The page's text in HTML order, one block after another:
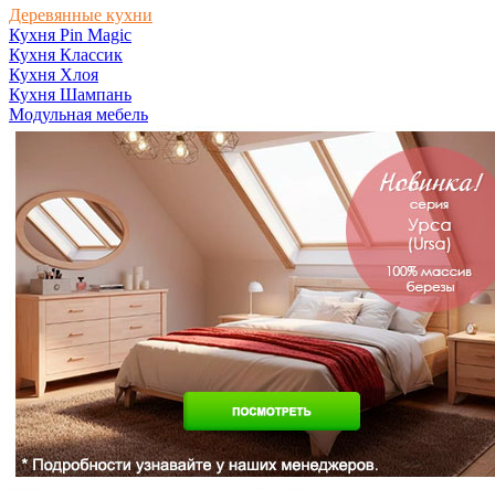
Деревянные кухни
Кухня Pin Magic
Кухня Классик
Кухня Хлоя
Кухня Шампань
Модульная мебель